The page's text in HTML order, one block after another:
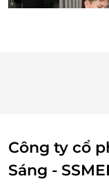
Chăm sóc toàn
biệt
Công ty cổ
Sáng -